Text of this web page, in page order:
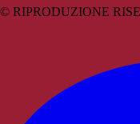
© RIPRODUZIONE